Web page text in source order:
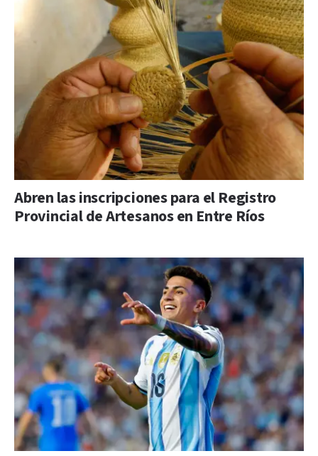
Abren las inscripciones para el Registro
Provincial de Artesanos en Entre Ríos